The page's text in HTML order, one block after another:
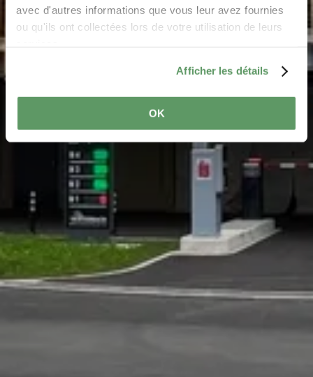
avec d'autres informations que vous leur avez fournies
ou qu'ils ont collectées lors de votre utilisation de leurs
Afficher les détails
OK